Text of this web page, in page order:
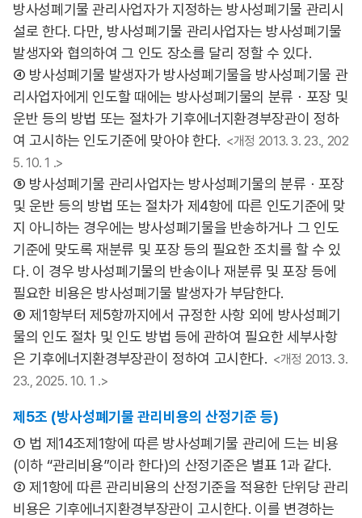
방사성폐기물 관리사업자가 지정하는 방사성폐기물 관리시
설로 한다. 다만, 방사성폐기물 관리사업자는 방사성폐기물
발생자와 협의하여 그 인도 장소를 달리 정할 수 있다.
④ 방사성폐기물 발생자가 방사성폐기물을 방사성폐기물 관
리사업자에게 인도할 때에는 방사성폐기물의 분류ㆍ포장 및
운반 등의 방법 또는 절차가 기후에너지환경부장관이 정하
여 고시하는 인도기준에 맞아야 한다. <개정 2013. 3. 23., 202
5. 10. 1 .>
⑤ 방사성폐기물 관리사업자는 방사성폐기물의 분류ㆍ포장
및 운반 등의 방법 또는 절차가 제4항에 따른 인도기준에 맞
지 아니하는 경우에는 방사성폐기물을 반송하거나 그 인도
기준에 맞도록 재분류 및 포장 등의 필요한 조치를 할 수 있
다. 이 경우 방사성폐기물의 반송이나 재분류 및 포장 등에
필요한 비용은 방사성폐기물 발생자가 부담한다.
⑥ 제1항부터 제5항까지에서 규정한 사항 외에 방사성폐기
물의 인도 절차 및 인도 방법 등에 관하여 필요한 세부사항
은 기후에너지환경부장관이 정하여 고시한다. <개정 2013. 3.
23., 2025. 10. 1 .>
제5조 (방사성폐기물 관리비용의 산정기준 등)
① 법 제14조제1항에 따른 방사성폐기물 관리에 드는 비용
(이하 “관리비용”이라 한다)의 산정기준은 별표 1과 같다.
② 제1항에 따른 관리비용의 산정기준을 적용한 단위당 관리
비용은 기후에너지환경부장관이 고시한다. 이를 변경하는